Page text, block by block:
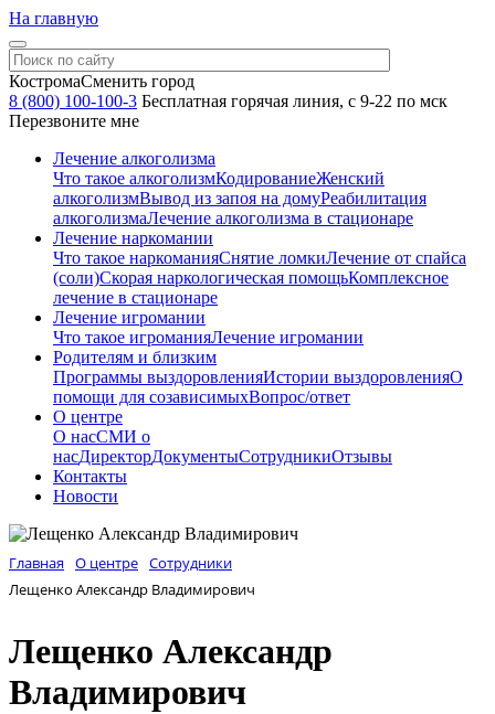
На главную
КостромаСменить город
8 (800) 100-100-3 Бесплатная горячая линия, с 9-22 по мск
Перезвоните мне
Лечение алкоголизма
Что такое алкоголизмКодированиеЖенский
алкоголизмВывод из запоя на домуРеабилитация
алкоголизмаЛечение алкоголизма в стационаре
Лечение наркомании
Что такое наркоманияСнятие ломкиЛечение от спайса
(соли)Скорая наркологическая помощьКомплексное
лечение в стационаре
Лечение игромании
Что такое игроманияЛечение игромании
Родителям и близким
Программы выздоровленияИстории выздоровленияО
помощи для созависимыхВопрос/ответ
О центре
О насСМИ о
насДиректорДокументыСотрудникиОтзывы
Контакты
Новости
Главная О центре Сотрудники
Лещенко Александр Владимирович
Лещенко Александр
Владимирович